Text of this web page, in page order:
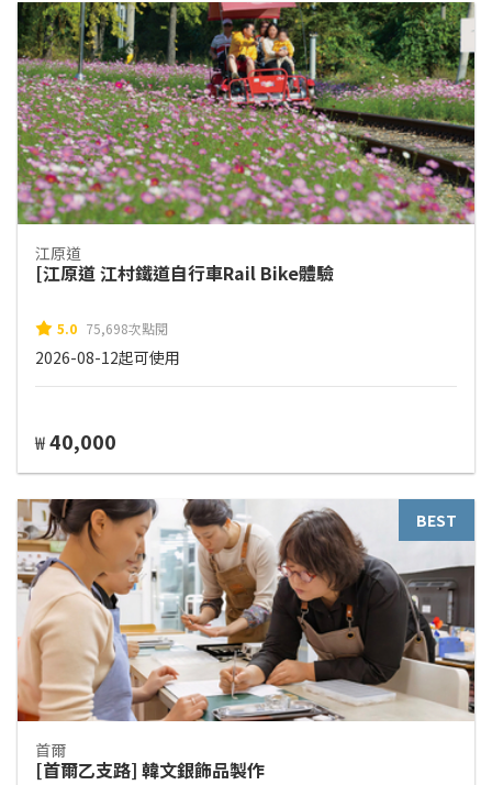
江原道
[江原道 江村鐵道自行車Rail Bike體驗
5.0 75,698次點閱
2026-08-12起可使用
₩40,000
BEST
首爾
[首爾乙支路] 韓文銀飾品製作